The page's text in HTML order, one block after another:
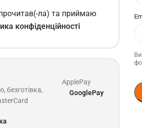
ла) та приймаю
конфіденційності
безготівка,
ApplePay
GooglePay